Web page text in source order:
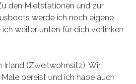
den Mietstationen und zur
werde ich noch eigene
weiter unten für dich verlinken
Irland (Zweitwohnsitz). Wir
bereist und ich habe auch